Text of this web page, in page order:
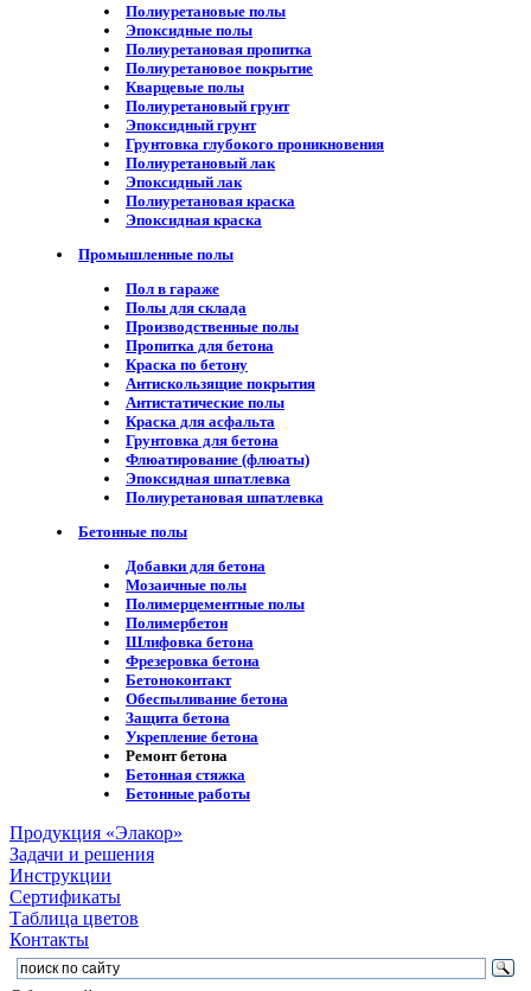
Полиуретановые полы
Эпоксидные полы
Полиуретановая пропитка
Полиуретановое покрытие
Кварцевые полы
Полиуретановый грунт
Эпоксидный грунт
Грунтовка глубокого проникновения
Полиуретановый лак
Эпоксидный лак
Полиуретановая краска
Эпоксидная краска
Промышленные полы
Пол в гараже
Полы для склада
Производственные полы
Пропитка для бетона
Краска по бетону
Антискользящие покрытия
Антистатические полы
Краска для асфальта
Грунтовка для бетона
Флюатирование (флюаты)
Эпоксидная шпатлевка
Полиуретановая шпатлевка
Бетонные полы
Добавки для бетона
Мозаичные полы
Полимерцементные полы
Полимербетон
Шлифовка бетона
Фрезеровка бетона
Бетоноконтакт
Обеспыливание бетона
Защита бетона
Укрепление бетона
Ремонт бетона
Бетонная стяжка
Бетонные работы
Продукция «Элакор»
Задачи и решения
Инструкции
Сертификаты
Таблица цветов
Контакты